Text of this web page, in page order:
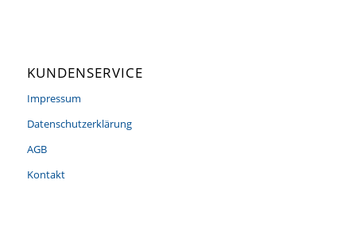
KUNDENSERVICE
Impressum
Datenschutzerklärung
AGB
Kontakt